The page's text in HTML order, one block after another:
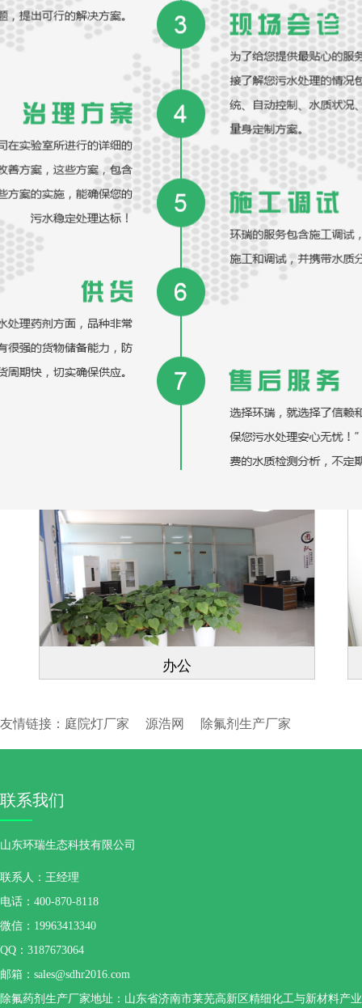
关于我们 更多>>
山东环瑞生态科技有限公司是一家专注于废水提标治理的环
公司创始团队是几位怀揣着“天蓝、云白、水清”的环保理
想，肩负着“实现经济与环境和谐发展使命”的高校毕业生，
他们源自清华大学、同济大学、南京理工大学等知名高校。
环瑞生态是全
国最早研究、处理低浓度氟化物的企业之一，并有实际的煤
化工除氟工程...
环瑞动态
环瑞生态：专
荣耀加冕 | 环瑞
环瑞生态七周年
政策法规
氟化物之《污水
办公
友情链接： 庭院灯厂家 源浩网 除氟剂生产厂家
联系我们
山东环瑞生态科技有限公司
联系人：王经理
电话：400-870-8118
微信：19963413340
QQ：3187673064
邮箱：sales@sdhr2016.com
除氟药剂生产厂家地址：山东省济南市莱芜高新区精细化工与新材料产